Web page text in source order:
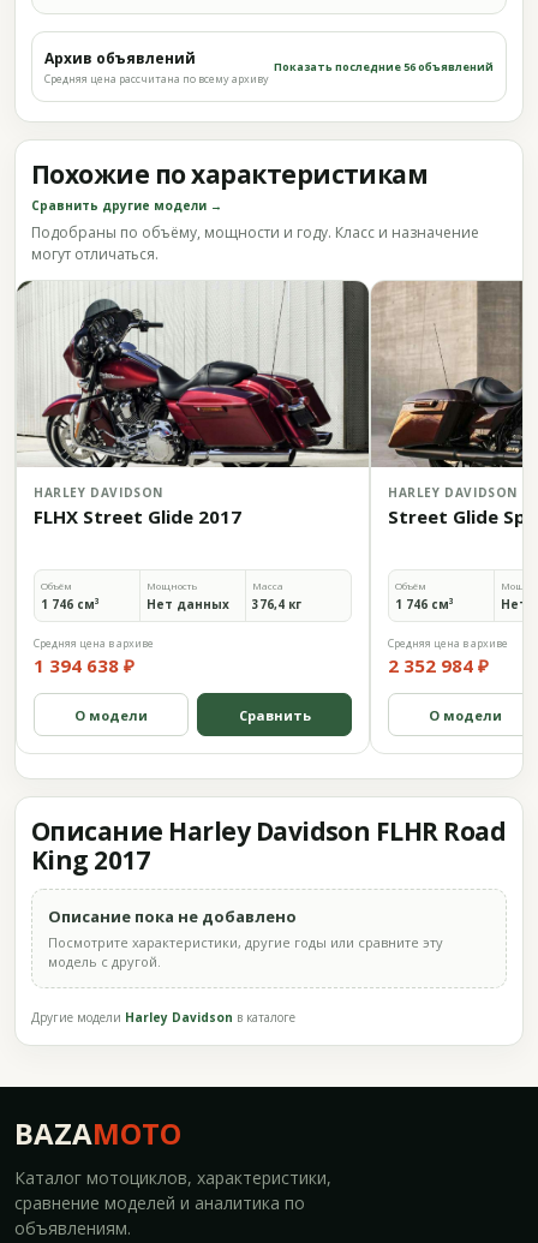
Архив объявлений
Средняя цена рассчитана по всему архиву
Показать последние 56 объявлений
Похожие по характеристикам
Сравнить другие модели →
Подобраны по объёму, мощности и году. Класс и назначение
могут отличаться.
HARLEY DAVIDSON
FLHX Street Glide 2017
Объём
1 746 см³
Мощность
Нет данных
Масса
376,4 кг
Средняя цена в архиве
1 394 638 ₽
О модели Сравнить
HARLEY DAVIDSON
Street Glide
Объём
1 746 см³ Нет
Средняя цена в архиве
2 352 984 ₽
О модели
Описание Harley Davidson FLHR Road
King 2017
Описание пока не добавлено
Посмотрите характеристики, другие годы или сравните эту
модель с другой.
Другие модели Harley Davidson в каталоге
BAZAMOTO
Каталог мотоциклов, характеристики,
сравнение моделей и аналитика по
объявлениям.